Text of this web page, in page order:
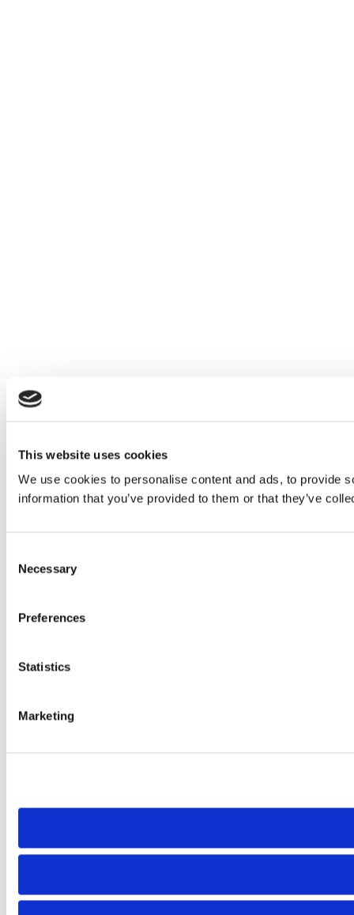
This website uses cookies
We use cookies to personalise content and ads, to provide
information that you’ve provided to them or that they’ve
Selection
Necessary
Preferences
Statistics
Marketing